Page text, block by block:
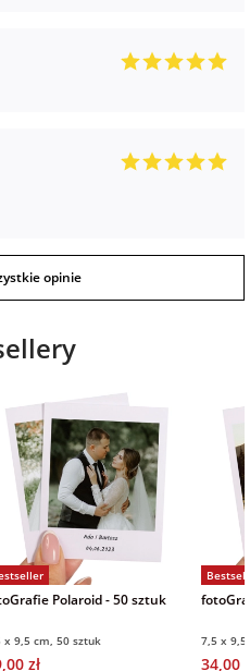
opinie
Polaroid - 50 sztuk
x 9,5 cm, 50 sztuk
zł
7,5 x
34,00